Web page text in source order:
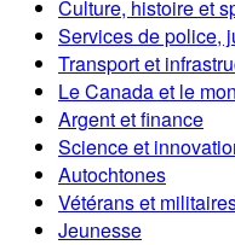
Culture, histoire et
Services de police,
Transport et
Le Canada et le
Argent et finance
Science et
Autochtones
Vétérans et
Jeunesse